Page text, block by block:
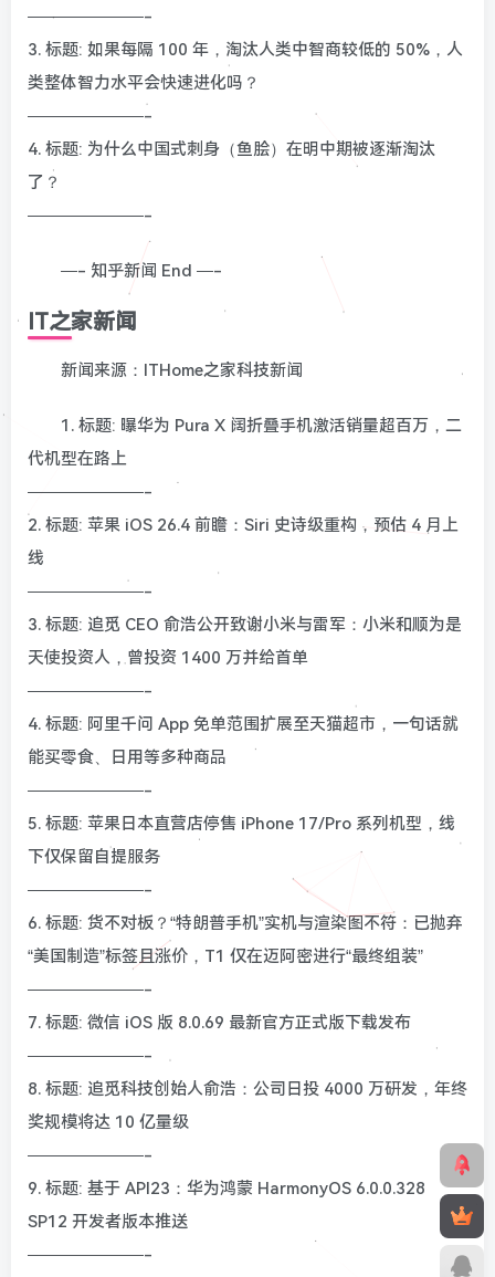
———————-
3. 标题: 如果每隔 100 年，淘汰人类中智商较低的 50%，人
类整体智力水平会快速进化吗？
———————-
4. 标题: 为什么中国式刺身（鱼脍）在明中期被逐渐淘汰
了？
———————-
—- 知乎新闻 End —-
IT之家新闻
新闻来源：ITHome之家科技新闻
1. 标题: 曝华为 Pura X 阔折叠手机激活销量超百万，二
代机型在路上
———————-
2. 标题: 苹果 iOS 26.4 前瞻：Siri 史诗级重构，预估 4 月上
线
———————-
3. 标题: 追觅 CEO 俞浩公开致谢小米与雷军：小米和顺为是
天使投资人，曾投资 1400 万并给首单
———————-
4. 标题: 阿里千问 App 免单范围扩展至天猫超市，一句话就
能买零食、日用等多种商品
———————-
5. 标题: 苹果日本直营店停售 iPhone 17/Pro 系列机型，线
下仅保留自提服务
———————-
6. 标题: 货不对板？“特朗普手机”实机与渲染图不符：已抛弃
“美国制造”标签且涨价，T1 仅在迈阿密进行“最终组装”
———————-
7. 标题: 微信 iOS 版 8.0.69 最新官方正式版下载发布
———————-
8. 标题: 追觅科技创始人俞浩：公司日投 4000 万研发，年终
奖规模将达 10 亿量级
———————-
9. 标题: 基于 API23：华为鸿蒙 HarmonyOS 6.0.0.328
SP12 开发者版本推送
———————-